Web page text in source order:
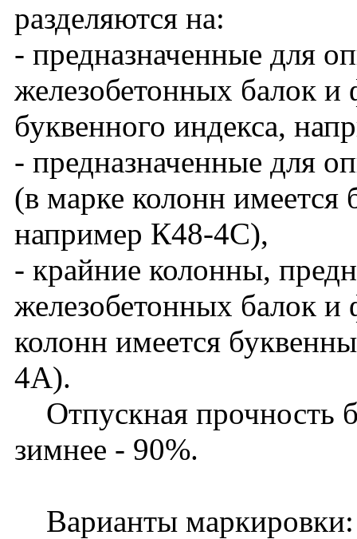
разделяются на:
- предназначенные для
железобетонных балок
буквенного индекса,
- предназначенные для
(в марке колонн
например К48-4С),
- крайние колонны,
железобетонных балок и
колонн имеется
4А).
Отпускная прочность
зимнее - 90%.
Варианты маркировки: